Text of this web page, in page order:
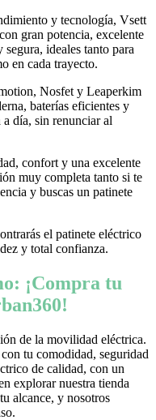
y tecnología, Vsett
gran potencia, excelente
ideales tanto para
en cada trayecto.
Nosfet y Leaperkim
baterías eficientes y
día, sin renunciar al
confort y una excelente
muy completa tanto si te
y buscas un patinete
el patinete eléctrico
y total confianza.
¡Compra tu
de la movilidad eléctrica.
tu comodidad, seguridad
de calidad, con un
explorar nuestra tienda
alcance, y nosotros